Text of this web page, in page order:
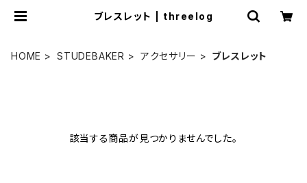
ブレスレット | threelog
HOME STUDEBAKER アクセサリー ブレスレット
該当する商品が見つかりませんでした。